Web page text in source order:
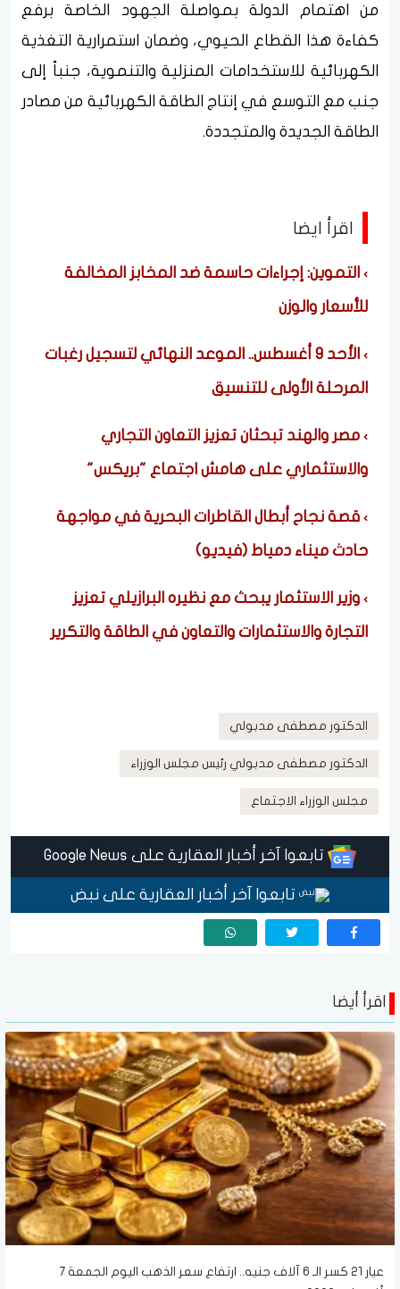
من اهتمام الدولة بمواصلة الجهود الخاصة برفع
كفاءة هذا القطاع الحيوي، وضمان استمرارية التغذية
الكهربائية للاستخدامات المنزلية والتنموية، جنباً إلى
جنب مع التوسع في إنتاج الطاقة الكهربائية من مصادر
الطاقة الجديدة والمتجددة.
اقرأ ايضا
التموين: إجراءات حاسمة ضد المخابز المخالفة
للأسعار والوزن
الأحد 9 أغسطس.. الموعد النهائي لتسجيل رغبات
المرحلة الأولى للتنسيق
مصر والهند تبحثان تعزيز التعاون التجاري
والاستثماري على هامش اجتماع "بريكس"
قصة نجاح أبطال القاطرات البحرية في مواجهة
حادث ميناء دمياط (فيديو)
وزير الاستثمار يبحث مع نظيره البرازيلي تعزيز
التجارة والاستثمارات والتعاون في الطاقة والتكرير
الدكتور مصطفى مدبولي
الدكتور مصطفى مدبولي رئيس مجلس الوزراء
مجلس الوزراء الاجتماع
تابعوا آخر أخبار العقارية على Google News
تابعوا آخر أخبار العقارية على نبض
اقرأ أيضا
عيار 21 كسر الـ 6 آلاف جنيه.. ارتفاع سعر الذهب اليوم الجمعة 7